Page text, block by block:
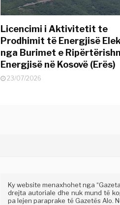
Licencimi i Aktivitetit te
Prodhimit të Energjisë
nga Burimet e
Energjisë në Kosovë (Erës)
23/07/2026
Ky website menaxhohet nga
drejta autoriale dhe nuk mund të
pa lejen paraprake të Gazetës Alo.